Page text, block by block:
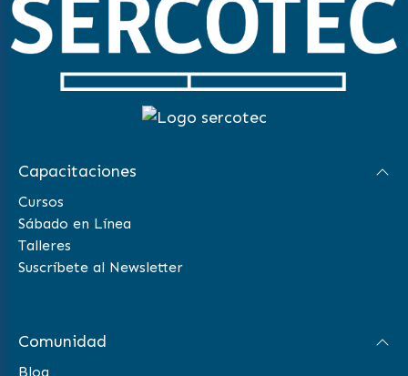
Capacitaciones
Cursos
Sábado en Línea
Talleres
Suscríbete al Newsletter
Comunidad
Blog